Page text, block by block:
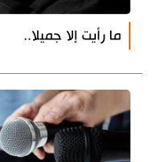
ما رأيت إلا جميلا..